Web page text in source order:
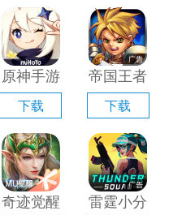
原神手游
电脑版
「含模拟
器」
下载
帝国王者
归来电脑
版「含模
拟器」
下载
奇迹觉醒
雷霆小分